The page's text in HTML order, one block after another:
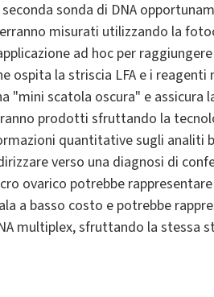
sonda di DNA
misurati utilizzando la
ad hoc per
la striscia LFA e i reagenti
"mini scatola oscura" e assicura
prodotti sfruttando la
quantitative sugli analiti
verso una diagnosi di
ovarico potrebbe
a basso costo e potrebbe
multiplex, sfruttando la stessa